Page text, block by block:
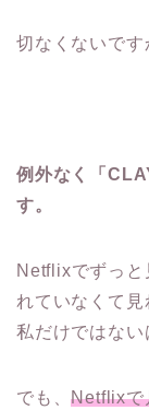
切なくないです
例外なく「
す。
Netflixでずっと
れていなくて
私だけではない
でも、Netflixで